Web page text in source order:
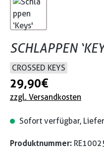
SCHLAPPEN
CROSSED KEYS
29,90 €
zzgl. Versandkosten
Sofort verfügbar,
Produktnummer: